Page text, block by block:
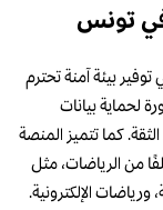
تونس
بيئة آمنة تحترم
لحماية بيانات
كما تتميز المنصة
من الرياضات، مثل
ورياضات الإلكترونية.